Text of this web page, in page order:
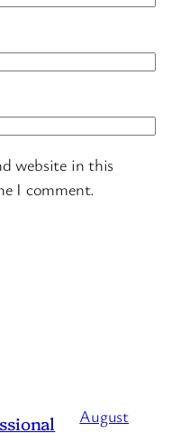
website in this
I comment.
August